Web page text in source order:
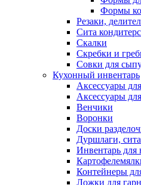
Формы
Резаки,
Сита
Скалки
Скребки и
Совки для
Кухонный инвентарь
Аксессуары
Аксессуары
Венчики
Воронки
Доски
Дуршлаги,
Инвентарь для
Контейнеры
Ложки для